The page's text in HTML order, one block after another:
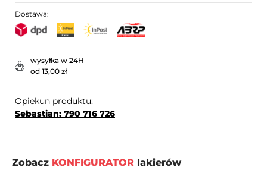
Dostawa:
wysyłka w 24H
od 13,00 zł
Opiekun produktu:
Sebastian: 790 716 726
Zobacz KONFIGURATOR lakierów